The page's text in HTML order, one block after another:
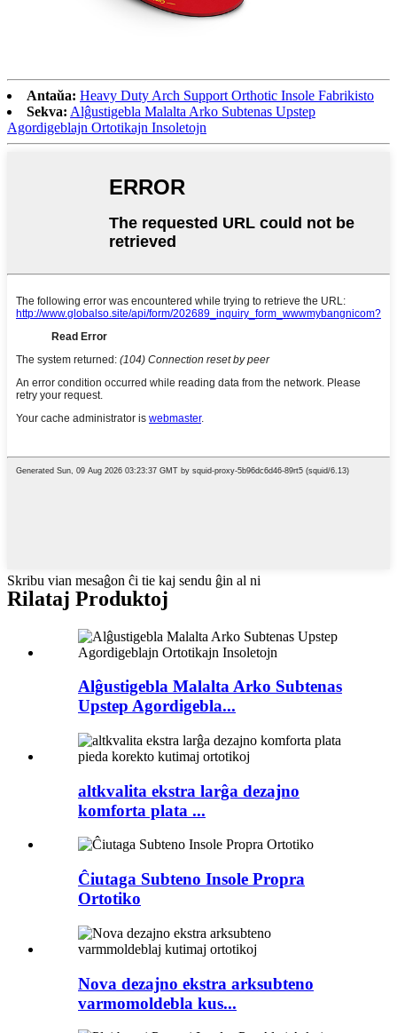
Antaŭa: Heavy Duty Arch Support Orthotic Insole Fabrikisto
Sekva: Alĝustigebla Malalta Arko Subtenas Upstep
Agordigeblajn Ortotikajn Insoletojn
Skribu vian mesaĝon ĉi tie kaj sendu ĝin al ni
Rilataj Produktoj
Alĝustigebla Malalta Arko Subtenas
Upstep Agordigebla...
altkvalita ekstra larĝa dezajno
komforta plata ...
Ĉiutaga Subteno Insole Propra
Ortotiko
Nova dezajno ekstra arksubteno
varmomoldebla kus...